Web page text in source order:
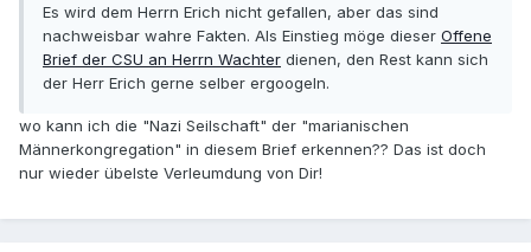
Es wird dem Herrn Erich nicht gefallen, aber das sind
nachweisbar wahre Fakten. Als Einstieg möge dieser Offene
Brief der CSU an Herrn Wachter dienen, den Rest kann sich
der Herr Erich gerne selber ergoogeln.
wo kann ich die "Nazi Seilschaft" der "marianischen
Männerkongregation" in diesem Brief erkennen?? Das ist doch
nur wieder übelste Verleumdung von Dir!